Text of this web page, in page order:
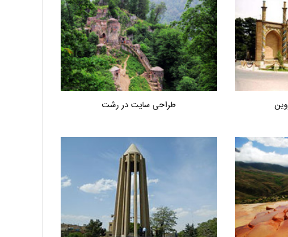
طراحی سایت در رشت